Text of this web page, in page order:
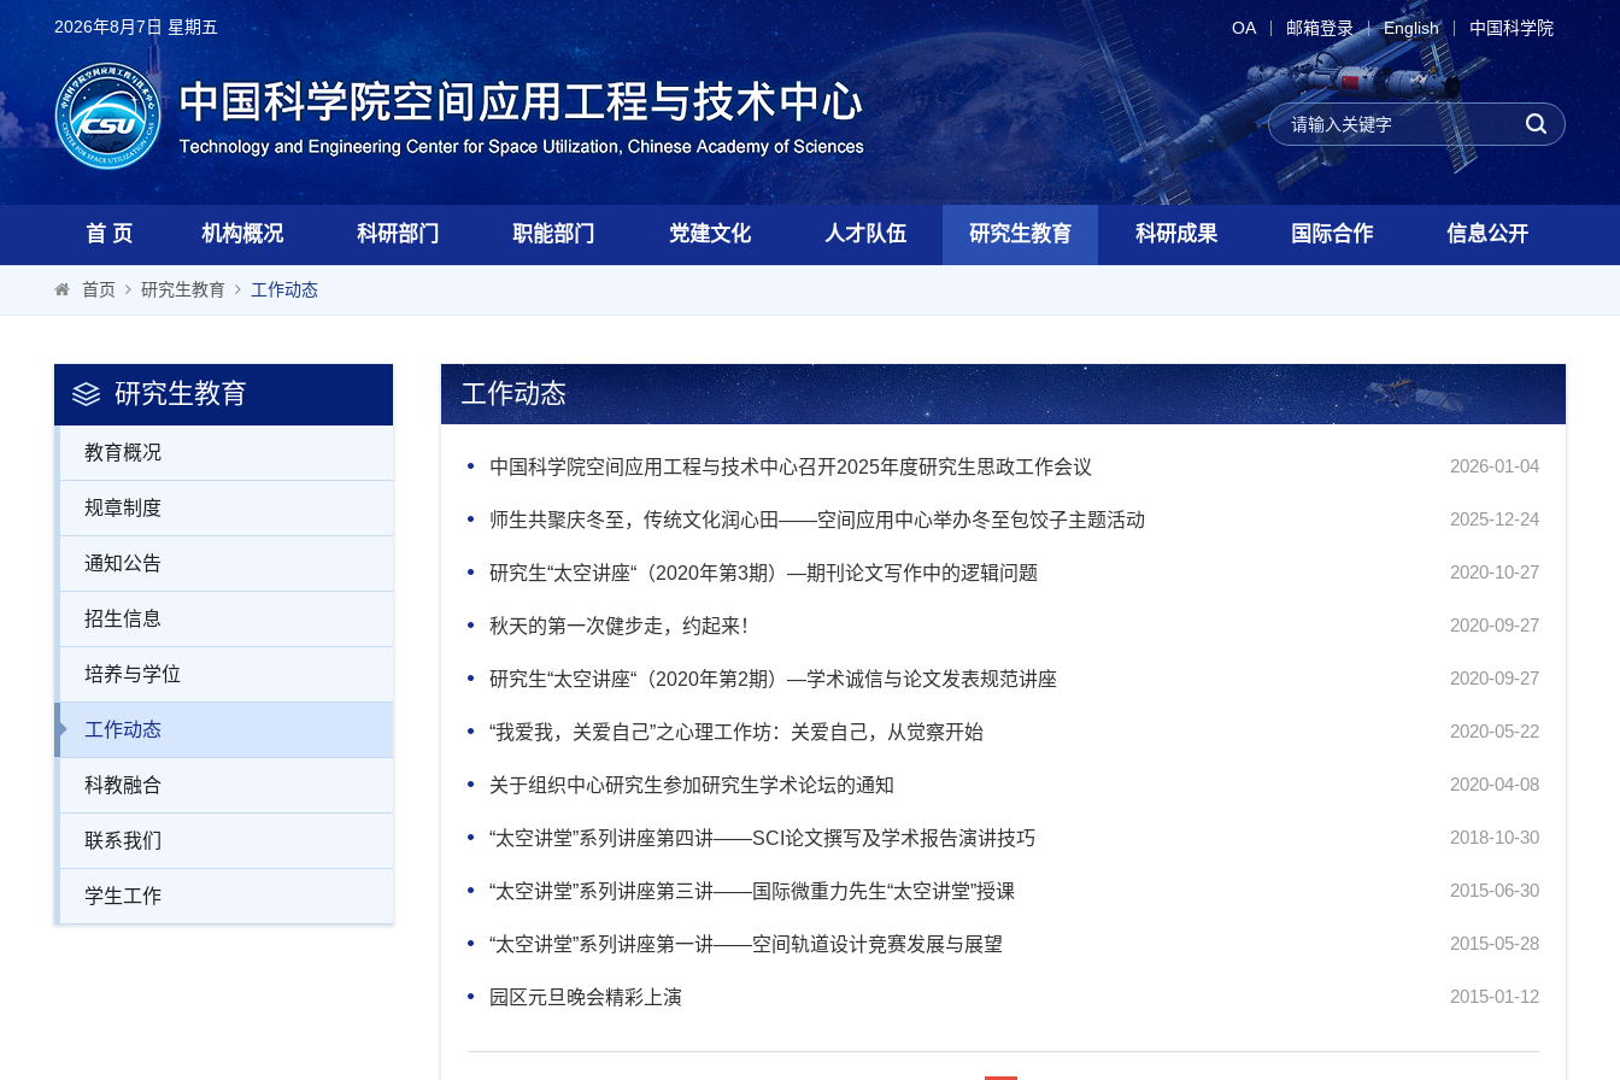
2026年8月7日 星期五 OA 邮箱登录 English 中国科学院
首 页 机构概况 科研部门 职能部门 党建文化 人才队伍 研究生教育 科研成果 国际合作 信息公开
首页 研究生教育 工作动态
研究生教育
教育概况
规章制度
通知公告
招生信息
培养与学位
工作动态
科教融合
联系我们
学生工作
工作动态
中国科学院空间应用工程与技术中心召开2025年度研究生思政工作会议 2026-01-04
师生共聚庆冬至，传统文化润心田——空间应用中心举办冬至包饺子主题活动 2025-12-24
研究生“太空讲座“（2020年第3期）—期刊论文写作中的逻辑问题 2020-10-27
秋天的第一次健步走，约起来！ 2020-09-27
研究生“太空讲座“（2020年第2期）—学术诚信与论文发表规范讲座 2020-09-27
“我爱我，关爱自己”之心理工作坊：关爱自己，从觉察开始 2020-05-22
关于组织中心研究生参加研究生学术论坛的通知 2020-04-08
“太空讲堂”系列讲座第四讲——SCI论文撰写及学术报告演讲技巧 2018-10-30
“太空讲堂”系列讲座第三讲——国际微重力先生“太空讲堂”授课 2015-06-30
“太空讲堂”系列讲座第一讲——空间轨道设计竞赛发展与展望 2015-05-28
园区元旦晚会精彩上演 2015-01-12